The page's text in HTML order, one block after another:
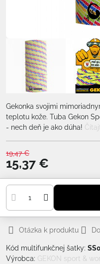
Gekonka svojimi
teplotu kože. Tuba Gekon
- nech deň je ako dúha!
19,47 €
15,37 €
Otázka k produktu
Kód multifunkčnej šatky:
Výrobca: GEKON sport &